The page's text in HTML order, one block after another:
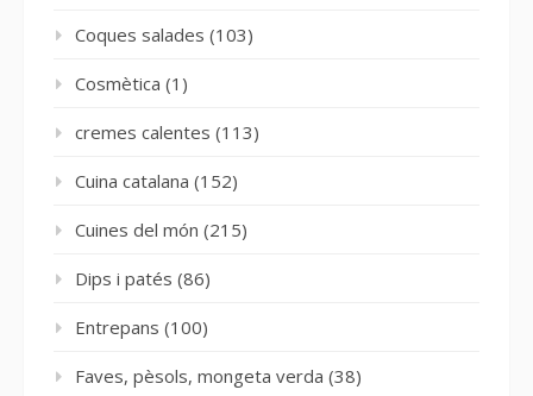
Coques salades (103)
Cosmètica (1)
cremes calentes (113)
Cuina catalana (152)
Cuines del món (215)
Dips i patés (86)
Entrepans (100)
Faves, pèsols, mongeta verda (38)